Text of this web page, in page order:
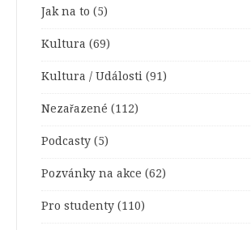
Jak na to (5)
Kultura (69)
Kultura / Události (91)
Nezařazené (112)
Podcasty (5)
Pozvánky na akce (62)
Pro studenty (110)